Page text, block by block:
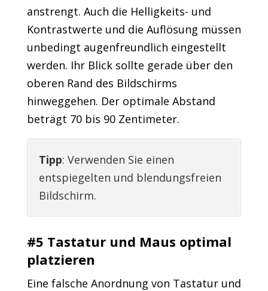
anstrengt. Auch die Helligkeits- und
Kontrastwerte und die Auflösung müssen
unbedingt augenfreundlich eingestellt
werden. Ihr Blick sollte gerade über den
oberen Rand des Bildschirms
hinweggehen. Der optimale Abstand
beträgt 70 bis 90 Zentimeter.
Tipp: Verwenden Sie einen
entspiegelten und blendungsfreien
Bildschirm.
#5 Tastatur und Maus optimal
platzieren
Eine falsche Anordnung von Tastatur und